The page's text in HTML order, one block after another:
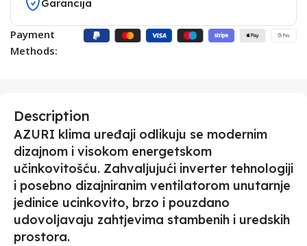
Garancija
Payment
Methods:
Description
AZURI klima uređaji odlikuju se modernim
dizajnom i visokom energetskom
učinkovitošću. Zahvaljujući inverter tehnologiji
i posebno dizajniranim ventilatorom unutarnje
jedinice ucinkovito, brzo i pouzdano
udovoljavaju zahtjevima stambenih i uredskih
prostora.